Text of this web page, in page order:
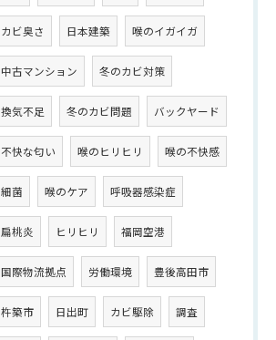
カビ臭さ 日本建築 喉のイガイガ
中古マンション 冬のカビ対策
換気不足 冬のカビ問題 バックヤード
不快な匂い 喉のヒリヒリ 喉の不快感
細菌 喉のケア 呼吸器感染症
扁桃炎 ヒリヒリ 福岡空港
国際物流拠点 労働環境 豊後高田市
杵築市 日出町 カビ駆除 調査